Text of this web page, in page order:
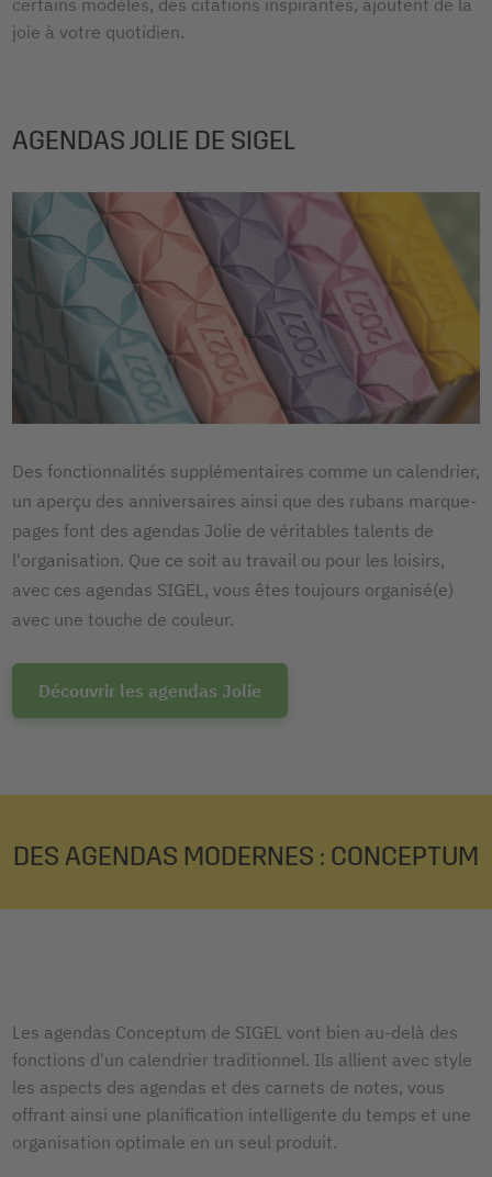
joie à votre quotidien.
AGENDAS JOLIE DE SIGEL
Des fonctionnalités supplémentaires comme un calendrier,
un aperçu des anniversaires ainsi que des rubans marque-
pages font des agendas Jolie de véritables talents de
l'organisation. Que ce soit au travail ou pour les loisirs,
avec ces agendas SIGEL, vous êtes toujours organisé(e)
avec une touche de couleur.
Découvrir les agendas Jolie
DES AGENDAS MODERNES : CONCEPTUM
Les agendas Conceptum de SIGEL vont bien au-delà des
fonctions d'un calendrier traditionnel. Ils allient avec style
les aspects des agendas et des carnets de notes, vous
offrant ainsi une planification intelligente du temps et une
organisation optimale en un seul produit.